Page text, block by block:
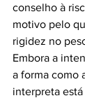
conselho à
motivo pelo
rigidez no
Embora a
a forma como
interpreta